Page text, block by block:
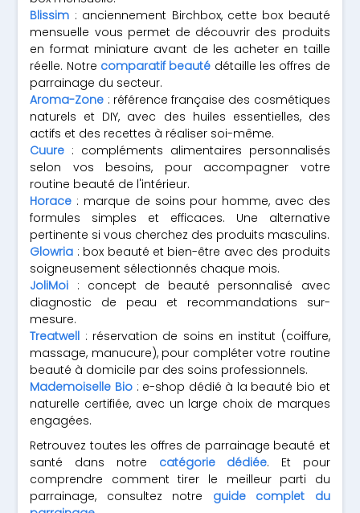
Blissim : anciennement Birchbox, cette box beauté
mensuelle vous permet de découvrir des produits
en format miniature avant de les acheter en taille
réelle. Notre comparatif beauté détaille les offres de
parrainage du secteur.
Aroma-Zone : référence française des cosmétiques
naturels et DIY, avec des huiles essentielles, des
actifs et des recettes à réaliser soi-même.
Cuure : compléments alimentaires personnalisés
selon vos besoins, pour accompagner votre
routine beauté de l'intérieur.
Horace : marque de soins pour homme, avec des
formules simples et efficaces. Une alternative
pertinente si vous cherchez des produits masculins.
Glowria : box beauté et bien-être avec des produits
soigneusement sélectionnés chaque mois.
JoliMoi : concept de beauté personnalisé avec
diagnostic de peau et recommandations sur-
mesure.
Treatwell : réservation de soins en institut (coiffure,
massage, manucure), pour compléter votre routine
beauté à domicile par des soins professionnels.
Mademoiselle Bio: e-shop dédié à la beauté bio et
naturelle certifiée, avec un large choix de marques
engagées.
Retrouvez toutes les offres de parrainage beauté et
santé dans notre catégorie dédiée. Et pour
comprendre comment tirer le meilleur parti du
parrainage, consultez notre guide complet du